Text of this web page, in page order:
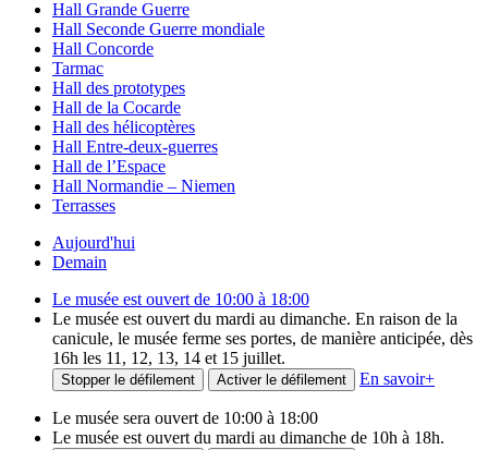
Hall Grande Guerre
Hall Seconde Guerre mondiale
Hall Concorde
Tarmac
Hall des prototypes
Hall de la Cocarde
Hall des hélicoptères
Hall Entre-deux-guerres
Hall de l’Espace
Hall Normandie – Niemen
Terrasses
Aujourd'hui
Demain
Le musée est ouvert de 10:00 à 18:00
Le musée est ouvert du mardi au dimanche. En raison de la
canicule, le musée ferme ses portes, de manière anticipée, dès
16h les 11, 12, 13, 14 et 15 juillet.
Stopper le défilement Activer le défilement En savoir+
Le musée sera ouvert de 10:00 à 18:00
Le musée est ouvert du mardi au dimanche de 10h à 18h.